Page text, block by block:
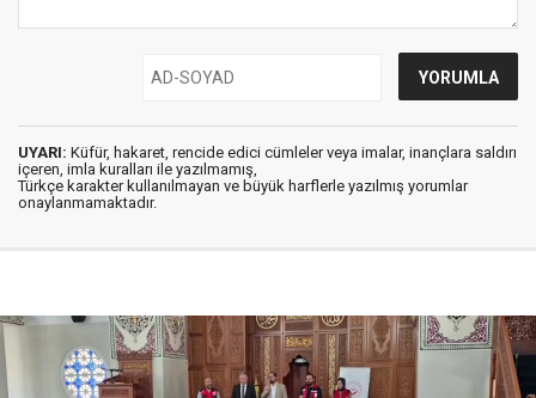
UYARI: Küfür, hakaret, rencide edici cümleler veya imalar, inançlara saldırı
içeren, imla kuralları ile yazılmamış,
Türkçe karakter kullanılmayan ve büyük harflerle yazılmış yorumlar
onaylanmamaktadır.